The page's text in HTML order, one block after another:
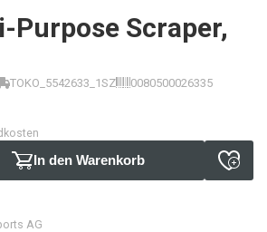
Purpose Scraper,
TOKO_5542633_1SZ 0080500026335
In den Warenkorb
AG